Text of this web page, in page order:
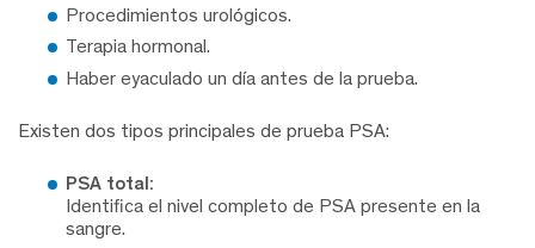
Procedimientos urológicos.
Terapia hormonal.
Haber eyaculado un día antes de la prueba.
Existen dos tipos principales de prueba PSA:
PSA total:
Identifica el nivel completo de PSA presente en la
sangre.